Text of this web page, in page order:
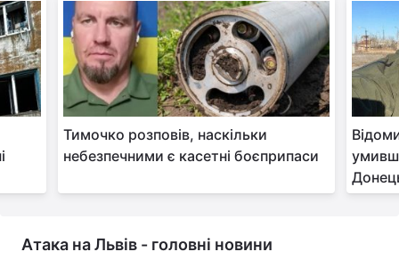
Тимочко розповів, наскільки
небезпечними є касетні боєприпаси
Атака на Львів - головні новини